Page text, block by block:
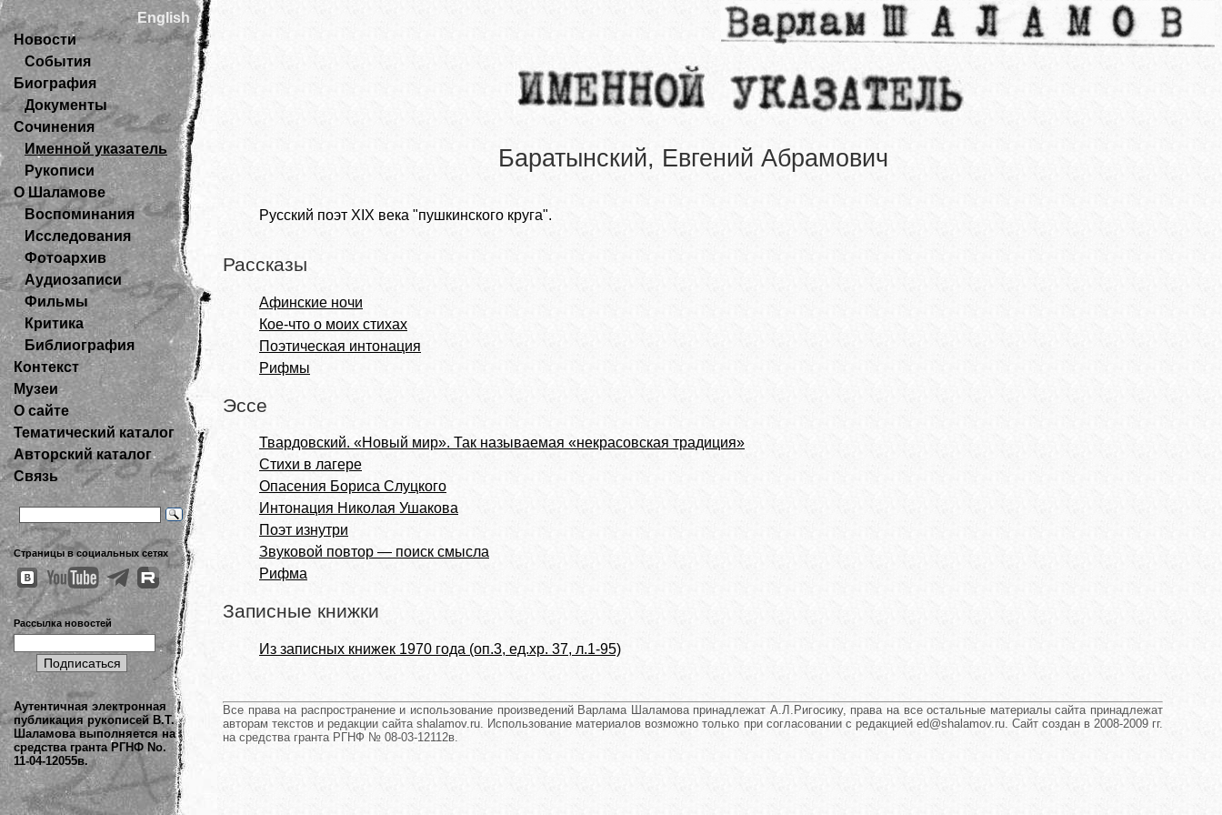
English
Новости
События
Биография
Документы
Сочинения
Именной указатель
Рукописи
О Шаламове
Воспоминания
Исследования
Фотоархив
Аудиозаписи
Фильмы
Критика
Библиография
Контекст
Музеи
О сайте
Тематический каталог
Авторский каталог
Связь
Страницы в социальных сетях
Рассылка новостей
Аутентичная электронная
публикация рукописей В.Т.
Шаламова выполняется на
средства гранта РГНФ No.
11-04-12055в.
Баратынский, Евгений Абрамович
Русский поэт XIX века "пушкинского круга".
Рассказы
Афинские ночи
Кое-что о моих стихах
Поэтическая интонация
Рифмы
Эссе
Твардовский. «Новый мир». Так называемая «некрасовская традиция»
Стихи в лагере
Опасения Бориса Слуцкого
Интонация Николая Ушакова
Поэт изнутри
Звуковой повтор — поиск смысла
Рифма
Записные книжки
Из записных книжек 1970 года (оп.3, ед.хр. 37, л.1-95)
Все права на распространение и использование произведений Варлама Шаламова принадлежат А.Л.Ригосику, права на все остальные материалы сайта принадлежат
авторам текстов и редакции сайта shalamov.ru. Использование материалов возможно только при согласовании с редакцией ed@shalamov.ru. Сайт создан в 2008-2009 гг.
на средства гранта РГНФ № 08-03-12112в.